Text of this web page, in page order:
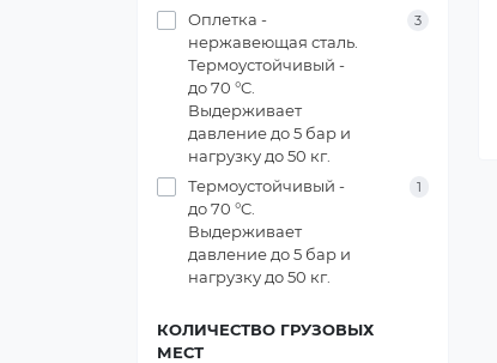
Оплетка -
нержавеющая сталь.
Термоустойчивый -
до 70 °C.
Выдерживает
давление до 5 бар и
нагрузку до 50 кг.
3
Термоустойчивый -
до 70 °C.
Выдерживает
давление до 5 бар и
нагрузку до 50 кг.
1
КОЛИЧЕСТВО ГРУЗОВЫХ
МЕСТ